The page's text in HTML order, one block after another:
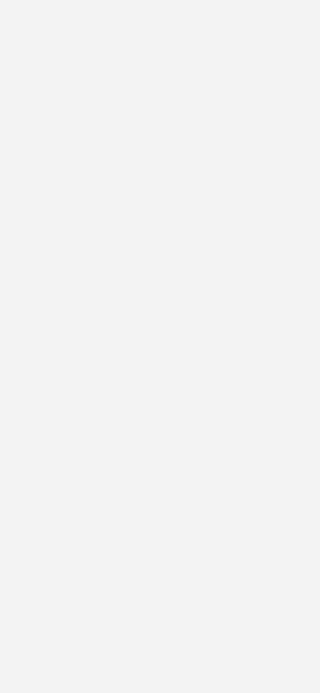
deutsche Zustimmung dazu
favorisiert offenbar einen
sondern gesamte
Bundesvorsitzende des
erwartet dadurch Probleme:
die Zukunft des Heizens, bei der jetzt die
den Abschluss ihrer kommunalen
auch bei auf Quartiersebene
erstmal Attentismus: Viele Hausbesitzer
denn die anderen in ihrem Quartier
hintenanstellen. Und wen der
Quartieren in die Verantwortung
andere als klar.
vertrauen, dass ihre
schon regeln werden, schießen sich
Haus der Energieeffizienzklasse H oder
Sanierungskosten sparen, dürfte
Energiekosten überrollt werden.
den Gebäudebestand individuell nach
und nach auf ein höheres
und zielführend. Die